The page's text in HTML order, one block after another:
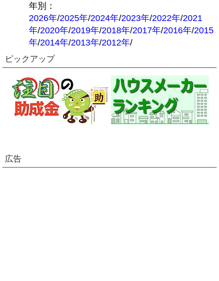
年別：
2026年/2025年/2024年/2023年/2022年/2021
年/2020年/2019年/2018年/2017年/2016年/2015
年/2014年/2013年/2012年/
ピックアップ
広告